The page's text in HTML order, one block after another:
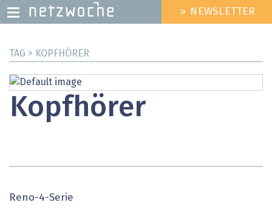
zum
HEADER
MENU
» NEWSLETTER
TAG > KOPFHÖRER
Kopfhörer
Reno-4-Serie